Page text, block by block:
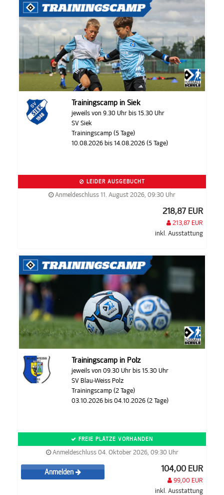
Trainingscamp in Siek
jeweils von 9.30 Uhr bis 15.30 Uhr
SV Siek
Trainingscamp (5 Tage)
10.08.2026 bis 14.08.2026 (5 Tage)
LEIDER AUSGEBUCHT
Anmeldeschluss 11. August 2026, 09:30 Uhr
218,87 EUR
213,87 EUR
inkl. Ausstattung
Trainingscamp in Polz
jeweils von 09.30 Uhr bis 15.30 Uhr
SV Blau-Weiss Polz
Trainingscamp (2 Tage)
03.10.2026 bis 04.10.2026 (2 Tage)
FREIE PLÄTZE VORHANDEN
Anmeldeschluss 04. Oktober 2026, 09:30 Uhr
Anmelden 104,00 EUR
99,00 EUR
inkl. Ausstattung